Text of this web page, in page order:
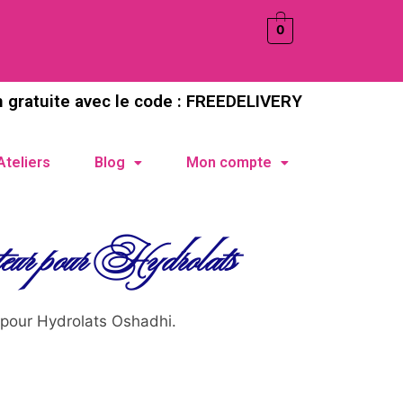
0
gratuite avec le code : FREEDELIVERY
Blog Mon compte
pour Hydrolats
Hydrolats Oshadhi.